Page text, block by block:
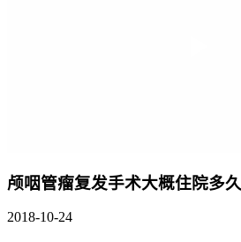
颅咽管瘤复发手术大概住院多久
2018-10-24